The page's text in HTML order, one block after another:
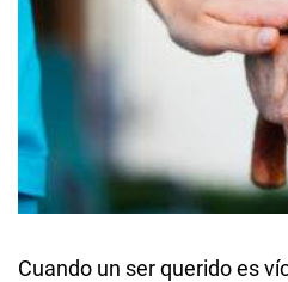
Cuando un ser querido es